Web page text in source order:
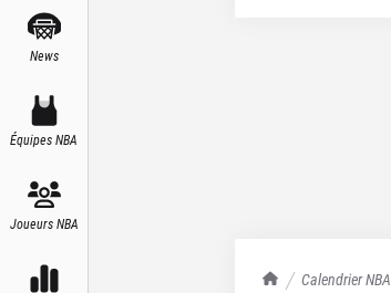
News
Équipes NBA
Joueurs NBA
TrashTalk Actu NBA
Calendrier NBA